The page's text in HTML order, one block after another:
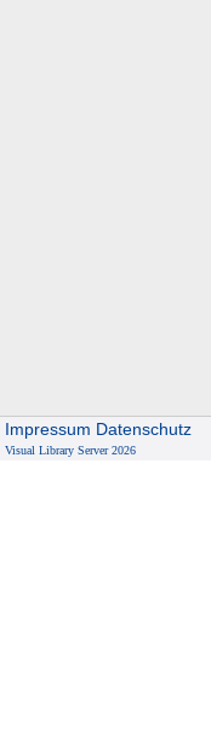
Impressum Datenschutz
Visual Library Server 2026